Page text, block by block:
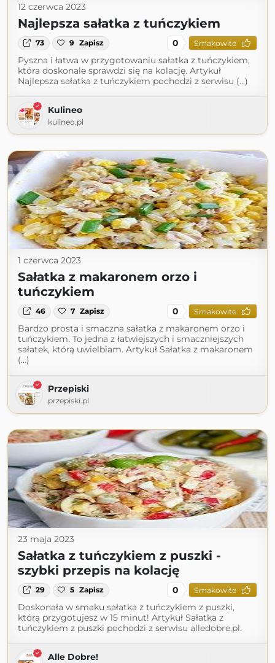
12 czerwca 2023
Najlepsza sałatka z tuńczykiem
73 9 Zapisz 0 Smakowite
Pyszna i łatwa w przygotowaniu sałatka z tuńczykiem,
która doskonale sprawdzi się na kolację. Artykuł
Najlepsza sałatka z tuńczykiem pochodzi z serwisu (...)
Kulineo
kulineo.pl
1 czerwca 2023
Sałatka z makaronem orzo i
tuńczykiem
46 7 Zapisz 0 Smakowite
Bardzo prosta i smaczna sałatka z makaronem orzo i
tuńczykiem. To jedna z łatwiejszych i smaczniejszych
sałatek, którą uwielbiam. Artykuł Sałatka z makaronem
(...)
Przepiski
przepiski.pl
23 maja 2023
Sałatka z tuńczykiem z puszki -
szybki przepis na kolację
29 5 Zapisz 0 Smakowite
Doskonała w smaku sałatka z tuńczykiem z puszki,
którą przygotujesz w 15 minut! Artykuł Sałatka z
tuńczykiem z puszki pochodzi z serwisu alledobre.pl.
Alle Dobre!